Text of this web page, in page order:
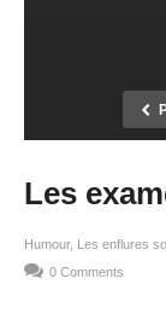
Les
Humour
Les enflures
0 Comments